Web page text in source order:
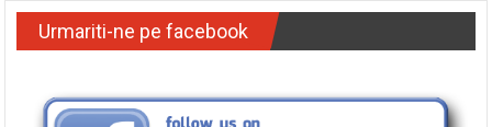
Urmariti-ne pe facebook